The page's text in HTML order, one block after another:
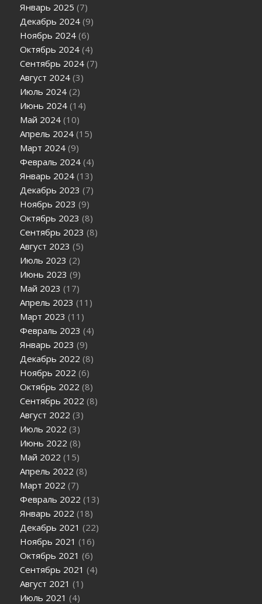
Январь 2025 (7)
Декабрь 2024 (9)
Ноябрь 2024 (6)
Октябрь 2024 (4)
Сентябрь 2024 (7)
Август 2024 (3)
Июль 2024 (2)
Июнь 2024 (14)
Май 2024 (10)
Апрель 2024 (15)
Март 2024 (9)
Февраль 2024 (4)
Январь 2024 (13)
Декабрь 2023 (7)
Ноябрь 2023 (9)
Октябрь 2023 (8)
Сентябрь 2023 (8)
Август 2023 (5)
Июль 2023 (2)
Июнь 2023 (9)
Май 2023 (17)
Апрель 2023 (11)
Март 2023 (11)
Февраль 2023 (4)
Январь 2023 (9)
Декабрь 2022 (8)
Ноябрь 2022 (6)
Октябрь 2022 (8)
Сентябрь 2022 (8)
Август 2022 (3)
Июль 2022 (3)
Июнь 2022 (8)
Май 2022 (15)
Апрель 2022 (8)
Март 2022 (7)
Февраль 2022 (13)
Январь 2022 (18)
Декабрь 2021 (22)
Ноябрь 2021 (16)
Октябрь 2021 (6)
Сентябрь 2021 (4)
Август 2021 (1)
Июль 2021 (4)